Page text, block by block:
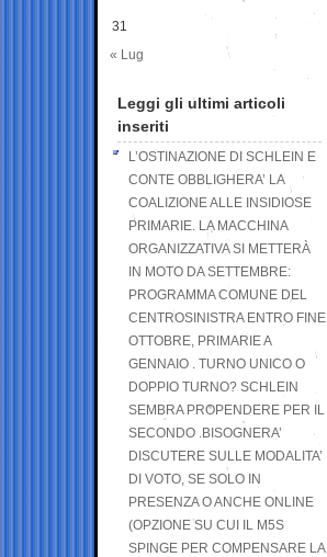
31
« Lug
Leggi gli ultimi articoli
inseriti
L’OSTINAZIONE DI SCHLEIN E
CONTE OBBLIGHERA’ LA
COALIZIONE ALLE INSIDIOSE
PRIMARIE. LA MACCHINA
ORGANIZZATIVA SI METTERÀ
IN MOTO DA SETTEMBRE:
PROGRAMMA COMUNE DEL
CENTROSINISTRA ENTRO FINE
OTTOBRE, PRIMARIE A
GENNAIO . TURNO UNICO O
DOPPIO TURNO? SCHLEIN
SEMBRA PROPENDERE PER IL
SECONDO .BISOGNERA’
DISCUTERE SULLE MODALITA’
DI VOTO, SE SOLO IN
PRESENZA O ANCHE ONLINE
(OPZIONE SU CUI IL M5S
SPINGE PER COMPENSARE LA